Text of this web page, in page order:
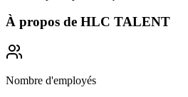
À propos de HLC TALENT
Nombre d'employés